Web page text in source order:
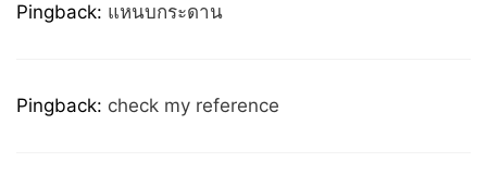
Pingback: แหนบกระดาน
Pingback: check my reference